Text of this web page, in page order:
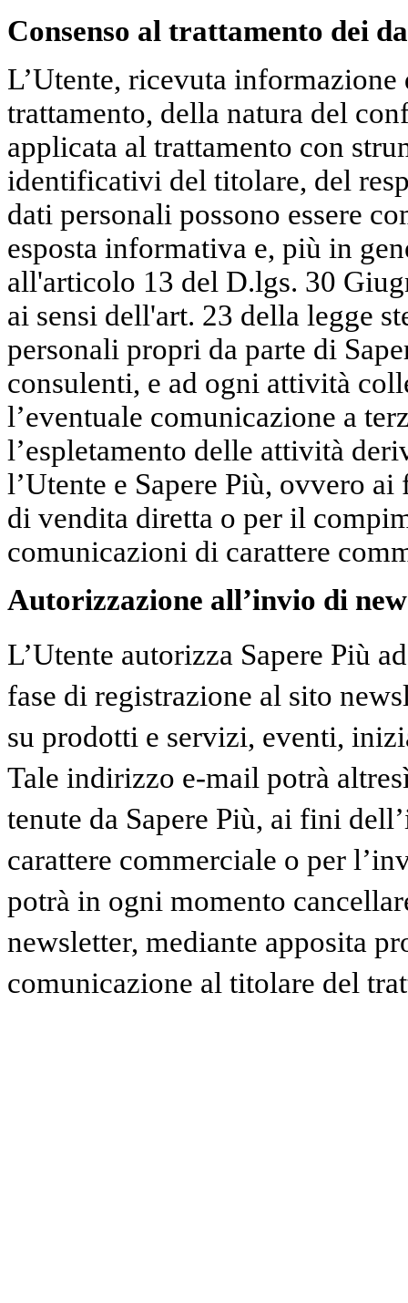
Consenso al trattamento dei
L’Utente, ricevuta
trattamento, della natura del
applicata al trattamento con
identificativi del titolare, del
dati personali possono essere
esposta informativa e, più in
all'articolo 13 del D.lgs. 30
ai sensi dell'art. 23 della legge
personali propri da parte di
consulenti, e ad ogni attività
l’eventuale comunicazione a
l’espletamento delle attività
l’Utente e Sapere Più, ovvero
di vendita diretta o per il
comunicazioni di carattere
Autorizzazione all’invio di
L’Utente autorizza Sapere Più
fase di registrazione al sito
su prodotti e servizi, eventi,
Tale indirizzo e-mail potrà
tenute da Sapere Più, ai fini
carattere commerciale o per
potrà in ogni momento
newsletter, mediante apposita
comunicazione al titolare del